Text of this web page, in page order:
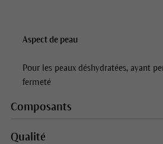
Aspect de peau
Pour les peaux déshydratées, ayant
fermeté
Composants
Qualité